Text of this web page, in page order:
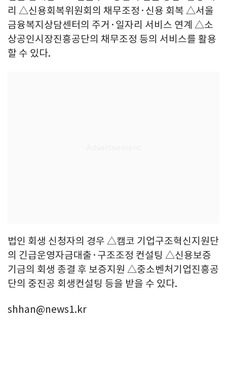
리 △신용회복위원회의 채무조정·신용 회복 △서울
금융복지상담센터의 주거·일자리 서비스 연계 △소
상공인시장진흥공단의 채무조정 등의 서비스를 활용
할 수 있다.
법인 회생 신청자의 경우 △캠코 기업구조혁신지원단
의 긴급운영자금대출·구조조정 컨설팅 △신용보증
기금의 회생 종결 후 보증지원 △중소벤처기업진흥공
단의 중진공 회생컨설팅 등을 받을 수 있다.
shhan@news1.kr